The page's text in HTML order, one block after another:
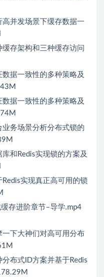
并发场景下缓存数据一
存架构和三种缓存访问
据一致性的多种策略及
据一致性的多种策略及
务场景分析分布式锁的
和Redis实现锁的方案及
实现真正高可用的锁
存进阶章节–导学.mp4
下大神们对高可用分布
布式ID方案并基于Redis